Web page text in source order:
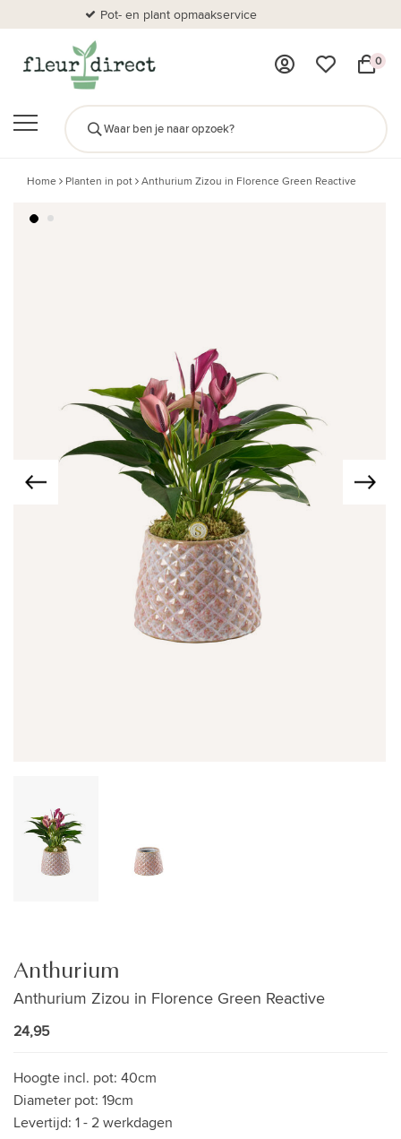
Pot- en plant opmaakservice
0
Home Planten in pot Anthurium Zizou in Florence Green Reactive
Anthurium
Anthurium Zizou in Florence Green Reactive
24,95
Hoogte incl. pot: 40cm
Diameter pot: 19cm
Levertijd: 1 - 2 werkdagen